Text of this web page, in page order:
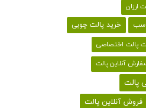
ارزان
خرید پالت چوبی
پالت اختصاصی
آنلاین پالت
پالت
فروش آنلاین پالت